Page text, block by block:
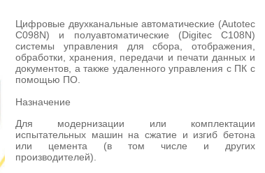
Цифровые двухканальные автоматические (Autotec
C098N) и полуавтоматические (Digitec C108N)
системы управления для сбора, отображения,
обработки, хранения, передачи и печати данных и
документов, а также удаленного управления с ПК с
помощью ПО.
Назначение
Для модернизации или комплектации
испытательных машин на сжатие и изгиб бетона
или цемента (в том числе и других
производителей).